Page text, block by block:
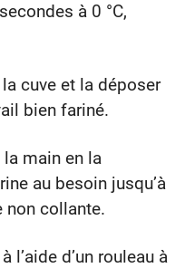
à 0 °C,
cuve et la déposer
bien fariné.
main en la
au besoin jusqu’à
non collante.
l’aide d’un rouleau à